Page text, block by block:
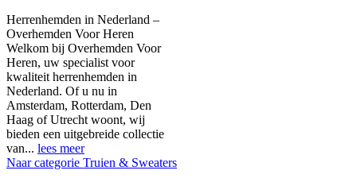
Herrenhemden in Nederland –
Overhemden Voor Heren
Welkom bij Overhemden Voor
Heren, uw specialist voor
kwaliteit herrenhemden in
Nederland. Of u nu in
Amsterdam, Rotterdam, Den
Haag of Utrecht woont, wij
bieden een uitgebreide collectie
van... lees meer
Naar categorie Truien & Sweaters